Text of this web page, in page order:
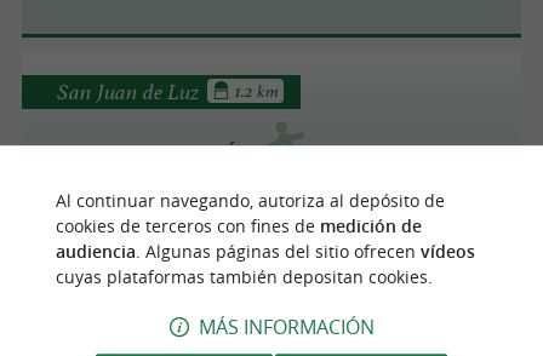
Ocean Adventure École de Surf Saint Jean de
Luz
Surf, Escuelas de Surf en Saint-Jean-de-Luz
San Juan de Luz 1.2 km
San Juan de Luz 4 km
Al continuar navegando, autoriza al depósito de
cookies de terceros con fines de medición de
audiencia . Algunas páginas del sitio ofrecen vídeos
cuyas plataformas también depositan cookies.
MÁS INFORMACIÓN